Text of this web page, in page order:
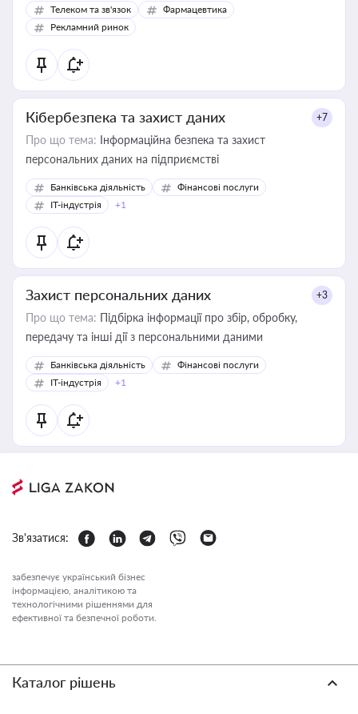
Телеком та зв'язок
Фармацевтика
Рекламний ринок
Кібербезпека та захист даних +7
Про що тема: Інформаційна безпека та захист
персональних даних на підприємстві
Банківська діяльність
Фінансові послуги
IT-індустрія
+1
Захист персональних даних +3
Про що тема: Підбірка інформації про збір, обробку,
передачу та інші дії з персональними даними
Банківська діяльність
Фінансові послуги
IT-індустрія
+1
Зв'язатися:
забезпечує український бізнес
інформацією, аналітикою та
технологічними рішеннями для
ефективної та безпечної роботи.
Каталог рішень